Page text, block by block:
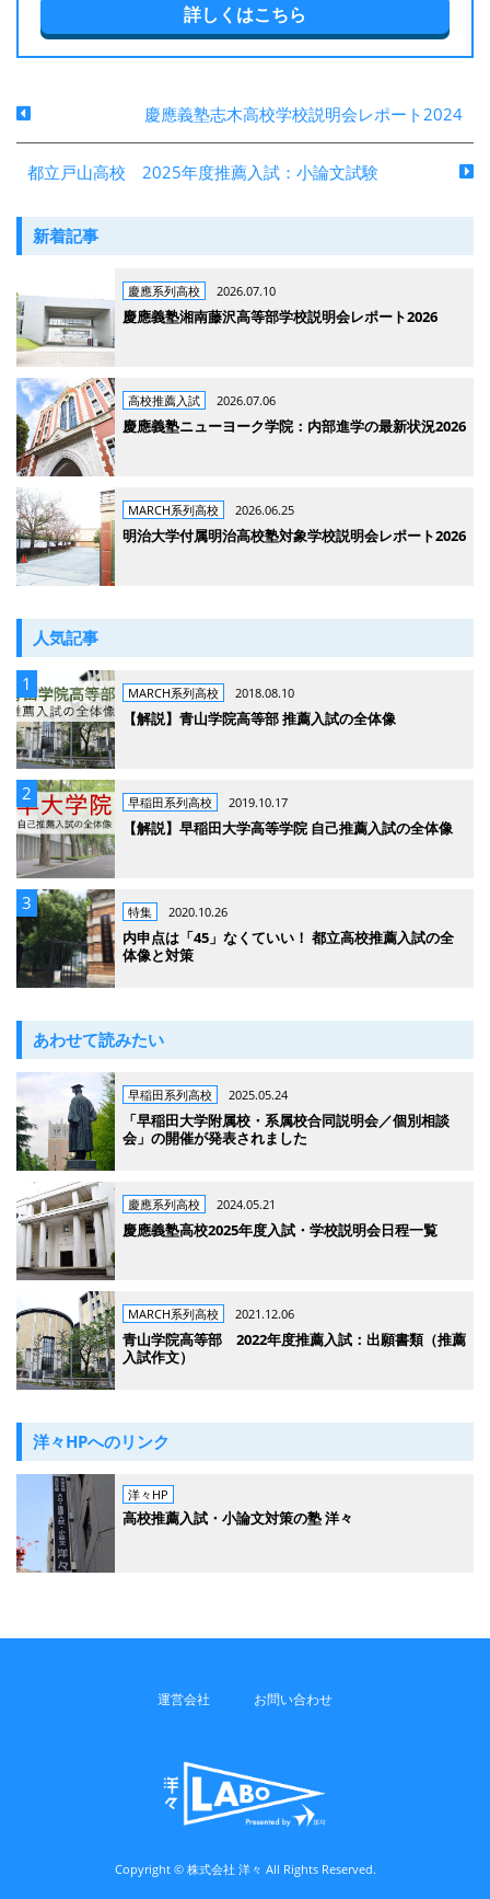
詳しくはこちら
慶應義塾志木高校学校説明会レポート2024
都立戸山高校 2025年度推薦入試：小論文試験
新着記事
慶應系列高校 2026.07.10
慶應義塾湘南藤沢高等部学校説明会レポート2026
高校推薦入試 2026.07.06
慶應義塾ニューヨーク学院：内部進学の最新状況2026
MARCH系列高校 2026.06.25
明治大学付属明治高校塾対象学校説明会レポート2026
人気記事
MARCH系列高校 2018.08.10
【解説】青山学院高等部 推薦入試の全体像
早稲田系列高校 2019.10.17
【解説】早稲田大学高等学院 自己推薦入試の全体像
特集 2020.10.26
内申点は「45」なくていい！ 都立高校推薦入試の全
体像と対策
あわせて読みたい
早稲田系列高校 2025.05.24
「早稲田大学附属校・系属校合同説明会／個別相談
会」の開催が発表されました
慶應系列高校 2024.05.21
慶應義塾高校2025年度入試・学校説明会日程一覧
MARCH系列高校 2021.12.06
青山学院高等部 2022年度推薦入試：出願書類（推薦
入試作文）
洋々HPへのリンク
洋々HP
高校推薦入試・小論文対策の塾 洋々
運営会社 お問い合わせ
Copyright © 株式会社 洋々 All Rights Reserved.